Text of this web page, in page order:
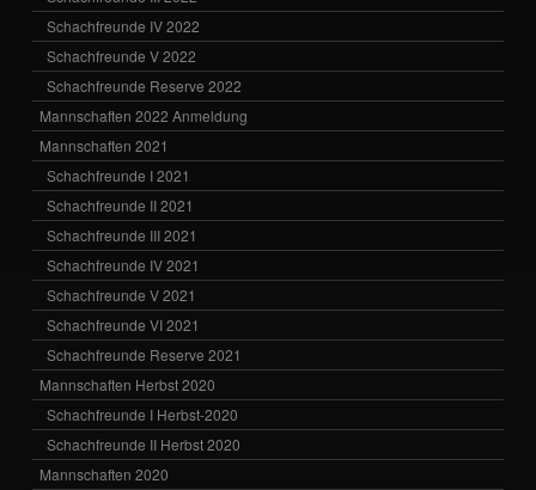
Schachfreunde IV 2022
Schachfreunde V 2022
Schachfreunde Reserve 2022
Mannschaften 2022 Anmeldung
Mannschaften 2021
Schachfreunde I 2021
Schachfreunde II 2021
Schachfreunde III 2021
Schachfreunde IV 2021
Schachfreunde V 2021
Schachfreunde VI 2021
Schachfreunde Reserve 2021
Mannschaften Herbst 2020
Schachfreunde I Herbst-2020
Schachfreunde II Herbst 2020
Mannschaften 2020